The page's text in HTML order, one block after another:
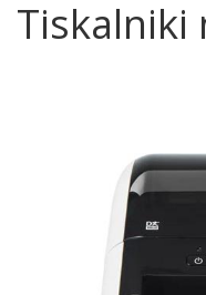
Tiskalniki